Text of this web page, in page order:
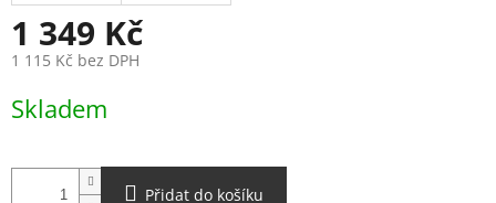
1 349 Kč
1 115 Kč bez DPH
cena:
Skladem
Přidat do košíku